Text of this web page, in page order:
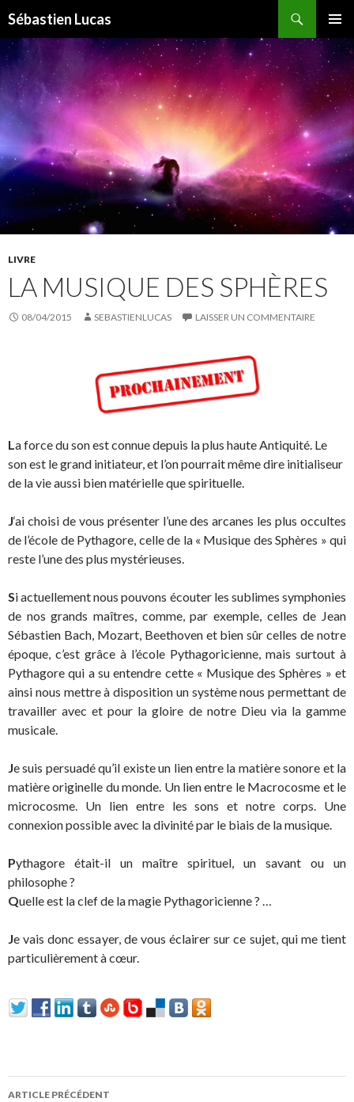
Sébastien Lucas
MENU
LIVRE
LA MUSIQUE DES SPHÈRES
08/04/2015 SEBASTIENLUCAS LAISSER UN COMMENTAIRE
La force du son est connue depuis la plus haute Antiquité. Le
son est le grand initiateur, et l’on pourrait même dire initialiseur
de la vie aussi bien matérielle que spirituelle.
J‘ai choisi de vous présenter l’une des arcanes les plus occultes
de l’école de Pythagore, celle de la « Musique des Sphères » qui
reste l’une des plus mystérieuses.
Si actuellement nous pouvons écouter les sublimes symphonies
de nos grands maîtres, comme, par exemple, celles de Jean
Sébastien Bach, Mozart, Beethoven et bien sûr celles de notre
époque, c’est grâce à l’école Pythagoricienne, mais surtout à
Pythagore qui a su entendre cette « Musique des Sphères » et
ainsi nous mettre à disposition un système nous permettant de
travailler avec et pour la gloire de notre Dieu via la gamme
musicale.
Je suis persuadé qu’il existe un lien entre la matière sonore et la
matière originelle du monde. Un lien entre le Macrocosme et le
microcosme. Un lien entre les sons et notre corps. Une
connexion possible avec la divinité par le biais de la musique.
Pythagore était-il un maître spirituel, un savant ou un
philosophe ?
Quelle est la clef de la magie Pythagoricienne ? …
Je vais donc essayer, de vous éclairer sur ce sujet, qui me tient
particulièrement à cœur.
ARTICLE PRÉCÉDENT